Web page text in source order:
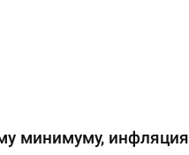
минимуму, инфляция